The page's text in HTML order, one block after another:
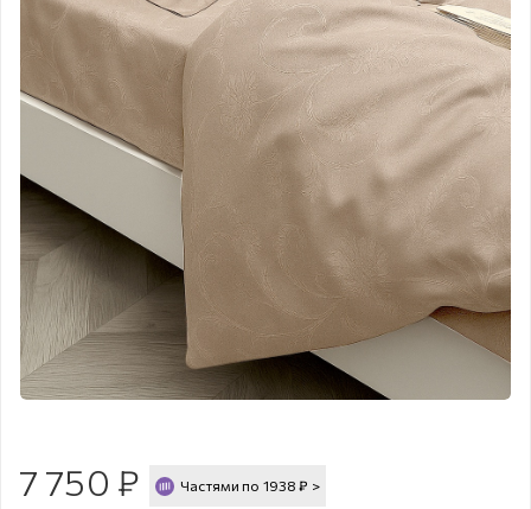
7 750 ₽ Частями по 1938 ₽ >